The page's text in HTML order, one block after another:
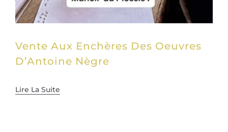
Vente Aux Enchères Des Oeuvres
D’Antoine Nègre
Lire La Suite